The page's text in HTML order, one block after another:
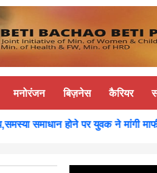
मनोरंजन बिज़नेस कैरियर
समाधान होने पर युवक ने मांगी माफी